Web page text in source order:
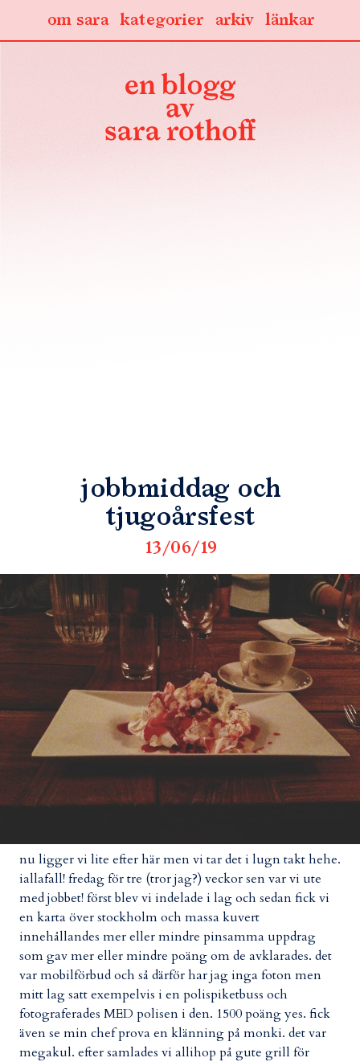
länkar
arkiv
kategorier
om sara
jobbmiddag och
tjugoårsfest
13/06/19
nu ligger vi lite efter här men vi tar det i lugn takt hehe.
iallafall! fredag för tre (tror jag?) veckor sen var vi ute
med jobbet! först blev vi indelade i lag och sedan fick vi
en karta över stockholm och massa kuvert
innehållandes mer eller mindre pinsamma uppdrag
som gav mer eller mindre poäng om de avklarades. det
var mobilförbud och så därför har jag inga foton men
mitt lag satt exempelvis i en polispiketbuss och
fotograferades MED polisen i den. 1500 poäng yes. fick
även se min chef prova en klänning på monki. det var
megakul. efter samlades vi allihop på gute grill för